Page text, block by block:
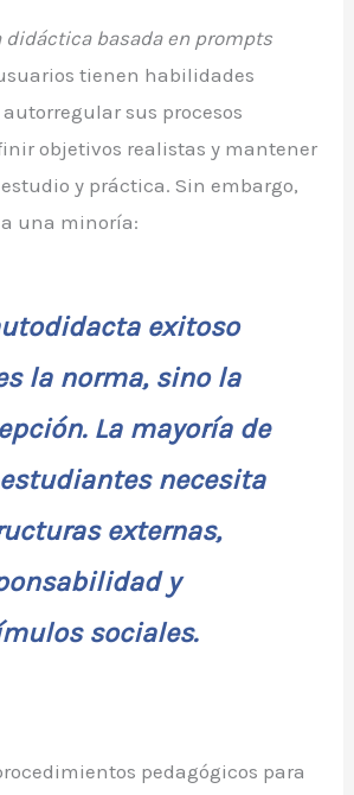
didáctica basada en prompts
tienen habilidades
sus procesos
objetivos realistas y mantener
y práctica. Sin embargo,
una minoría:
exitoso
la norma, sino la
La mayoría de
necesita
externas,
y
sociales.
pedagógicos para